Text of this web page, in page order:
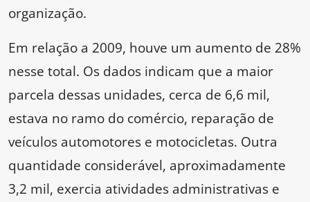
organização.
Em relação a 2009, houve um aumento de 28%
nesse total. Os dados indicam que a maior
parcela dessas unidades, cerca de 6,6 mil,
estava no ramo do comércio, reparação de
veículos automotores e motocicletas. Outra
quantidade considerável, aproximadamente
3,2 mil, exercia atividades administrativas e